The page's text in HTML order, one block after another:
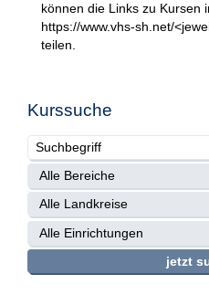
können die Links zu Kursen
https://www.vhs-sh.net/
teilen.
Kurssuche